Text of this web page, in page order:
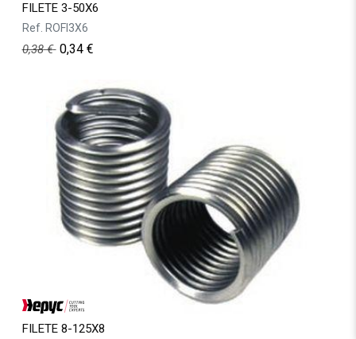
FILETE 3-50X6
Ref. ROFI3X6
0,38€ 0,34€
FILETE 8-125X8